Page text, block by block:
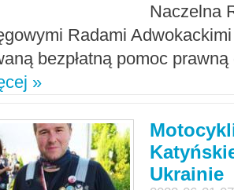
Naczelna
Radami Adwokackimi
bezpłatną pomoc
»
Ukrainie